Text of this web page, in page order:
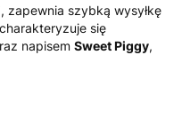
, zapewnia szybką wysyłkę
się
napisem Sweet Piggy,